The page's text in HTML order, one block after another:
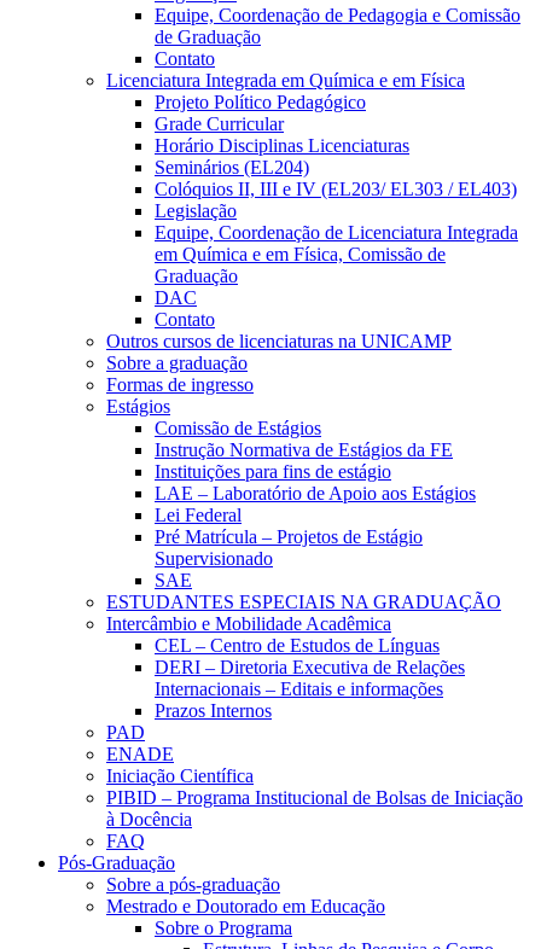
Equipe, Coordenação de Pedagogia e Comissão
de Graduação
Contato
Licenciatura Integrada em Química e em Física
Projeto Político Pedagógico
Grade Curricular
Horário Disciplinas Licenciaturas
Seminários (EL204)
Colóquios II, III e IV (EL203/ EL303 / EL403)
Legislação
Equipe, Coordenação de Licenciatura Integrada
em Química e em Física, Comissão de
Graduação
DAC
Contato
Outros cursos de licenciaturas na UNICAMP
Sobre a graduação
Formas de ingresso
Estágios
Comissão de Estágios
Instrução Normativa de Estágios da FE
Instituições para fins de estágio
LAE – Laboratório de Apoio aos Estágios
Lei Federal
Pré Matrícula – Projetos de Estágio
Supervisionado
SAE
ESTUDANTES ESPECIAIS NA GRADUAÇÃO
Intercâmbio e Mobilidade Acadêmica
CEL – Centro de Estudos de Línguas
DERI – Diretoria Executiva de Relações
Internacionais – Editais e informações
Prazos Internos
PAD
ENADE
Iniciação Científica
PIBID – Programa Institucional de Bolsas de Iniciação
à Docência
FAQ
Pós-Graduação
Sobre a pós-graduação
Mestrado e Doutorado em Educação
Sobre o Programa